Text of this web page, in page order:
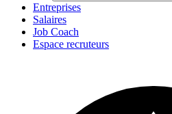
Entreprises
Salaires
Job Coach
Espace recruteurs